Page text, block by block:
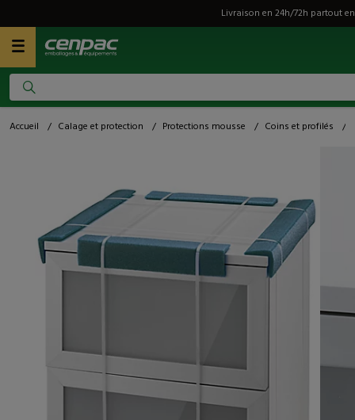
Livraison en 24h/72h partout
Accueil / Calage et protection / Protections mousse / Coins et profilés /